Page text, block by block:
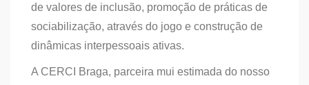
de valores de inclusão, promoção de práticas de
sociabilização, através do jogo e construção de
dinâmicas interpessoais ativas.
A CERCI Braga, parceira mui estimada do nosso